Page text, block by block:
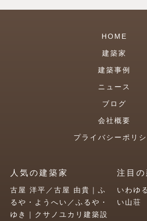
HOME
建築家
建築事例
ニュース
ブログ
会社概要
プライバシーポリシ
人気の建築家
古屋 洋平／古屋 由貴｜ふ
るや・ようへい／ふるや・
ゆき｜クサノユカリ建築設
注目の
いわゆ
い山荘